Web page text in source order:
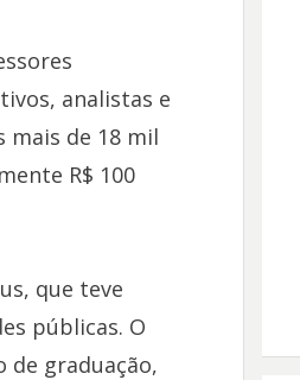
analistas e
mais de 18 mil
R$ 100
que teve
públicas. O
de graduação,